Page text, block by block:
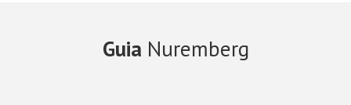
Guia Nuremberg